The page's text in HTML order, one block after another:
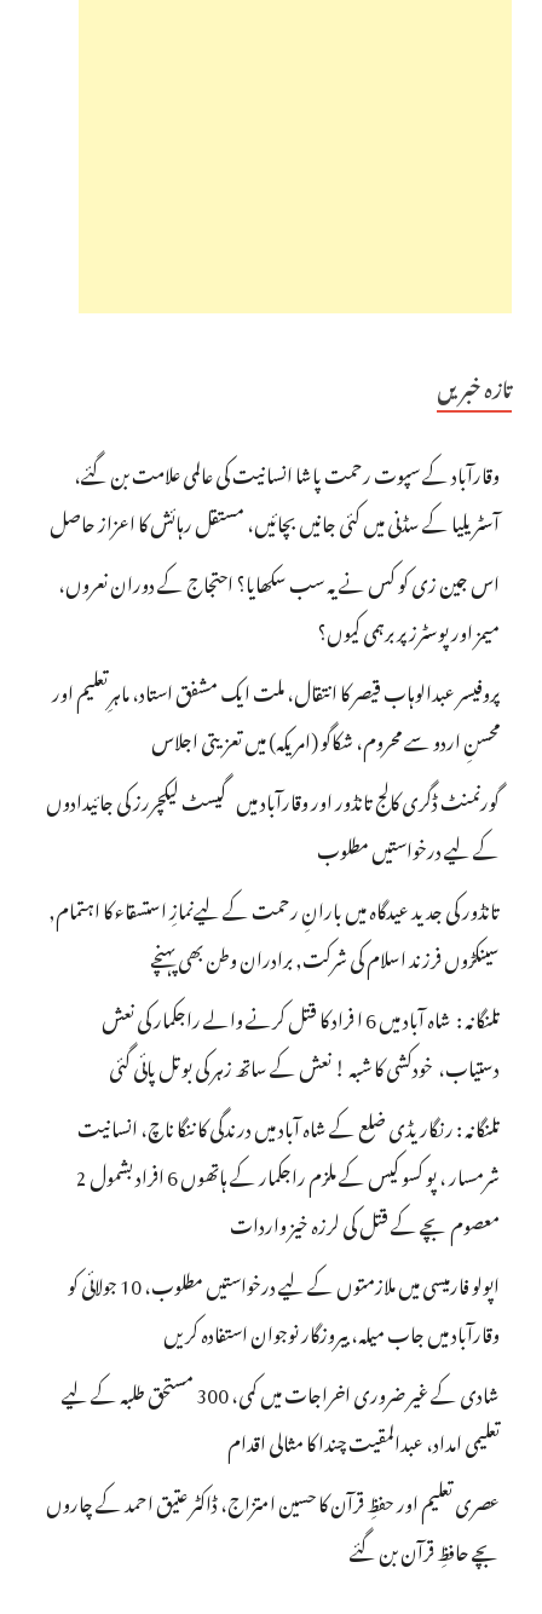
تازہ خبریں
وقارآباد کے سپوت رحمت پاشا انسانیت کی عالمی علامت بن گئے،
آسٹریلیا کے سڈنی میں کئی جانیں بچائیں، مستقل رہائش کا اعزاز حاصل
اس جین زی کو کس نے یہ سب سکھایا؟ احتجاج کے دوران نعروں،
میمز اور پوسٹرز پر برہمی کیوں؟
پروفیسر عبدالوہاب قیصر کا انتقال، ملت ایک مشفق استاد، ماہرِتعلیم اور
محسنِ اردو سے محروم، شکاگو (امریکہ) میں تعزیتی اجلاس
گورنمنٹ ڈگری کالج تانڈور اور وقارآباد میں گیسٹ لیکچررز کی جائیدادوں
کے لیے درخواستیں مطلوب
تانڈور کی جدید عیدگاہ میں بارانِ رحمت کے لیےنمازِ استسقاء کا اہتمام,
سینکڑوں فرزند اسلام کی شرکت, برادران وطن بھی پہنچے
تلنگانہ : شاہ آباد میں 6 ا فراد کا قتل کرنے والے راجکمار کی نعش
دستیاب، خودکشی کا شبہ ! نعش کے ساتھ زہر کی بوتل پائی گئی
تلنگانہ : رنگاریڈی ضلع کے شاہ آباد میں درندگی کا ننگا ناچ، انسانیت
شرمسار ، پو کسو کیس کے ملزم راجکمار کے ہاتھوں 6 افراد بشمول 2
معصوم بچے کے قتل کی لرزہ خیز واردات
اپولو فارمیسی میں ملازمتوں کے لیے درخواستیں مطلوب، 10 جولائی کو
وقارآباد میں جاب میلہ، بیروزگار نوجوان استفادہ کریں
شادی کے غیر ضروری اخراجات میں کمی، 300 مستحق طلبہ کے لیے
تعلیمی امداد، عبدالمقیت چندا کا مثالی اقدام
عصری تعلیم اور حفظِ قرآن کا حسین امتزاج، ڈاکٹر عتیق احمد کے چاروں
بچے حافظِ قرآن بن گئے